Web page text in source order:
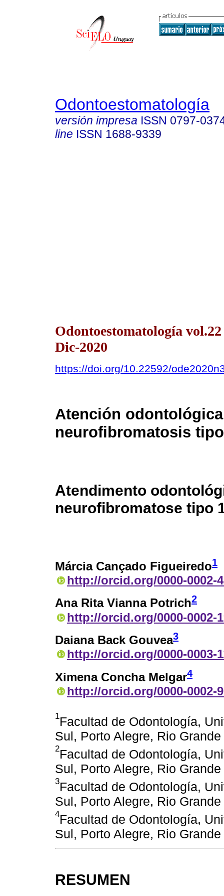
Odontoestomatología
versión impresa ISSN 0797-
line ISSN 1688-9339
Odontoestomatología
Dic-2020
https://doi.org/10.22592/
Atención
neurofibromatosis
Atendimento
neurofibromatose tipo
Márcia Cançado Figueiredo1
http://orcid.org/0000-0002-
Ana Rita Vianna Potrich2
http://orcid.org/0000-0002-
Daiana Back Gouvea3
http://orcid.org/0000-0003-
Ximena Concha Melgar4
http://orcid.org/0000-0002-
1Facultad de Odontología,
Sul, Porto Alegre, Rio
2Facultad de Odontología,
Sul, Porto Alegre, Rio
3Facultad de Odontología,
Sul, Porto Alegre, Rio
4Facultad de Odontología,
Sul, Porto Alegre, Rio
RESUMEN